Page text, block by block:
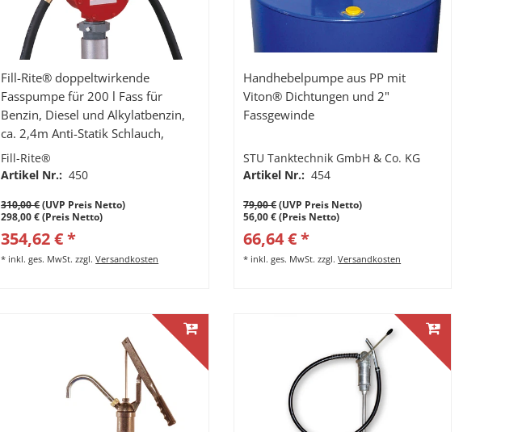
Fill-Rite® doppeltwirkende
Fasspumpe für 200 l Fass für
Benzin, Diesel und Alkylatbenzin,
ca. 2,4m Anti-Statik Schlauch,
gebogenes Metall-Auslaufrohr.
Förderleistung ca. 0,76l/Hub.
Fill-Rite®
Artikel Nr.: 450
310,00 €(UVP Preis Netto)
298,00 € (Preis Netto)
354,62 € *
* inkl. ges. MwSt. zzgl.Versandkosten
Handhebelpumpe aus PP mit
Viton® Dichtungen und 2"
Fassgewinde
STU Tanktechnik GmbH & Co. KG
Artikel Nr.: 454
79,00 €(UVP Preis Netto)
56,00 € (Preis Netto)
66,64 € *
* inkl. ges. MwSt. zzgl.Versandkosten